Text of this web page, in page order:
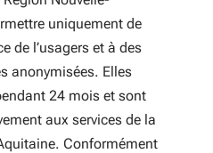
uniquement de
de l’usagers et à des
anonymisées. Elles
24 mois et sont
aux services de la
Conformément